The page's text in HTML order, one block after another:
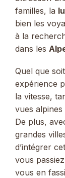
familles, la
bien les
à la
dans les
Quel que
expérience
la vitesse,
vues
De plus,
grandes
d’intégrer
vous
vous en